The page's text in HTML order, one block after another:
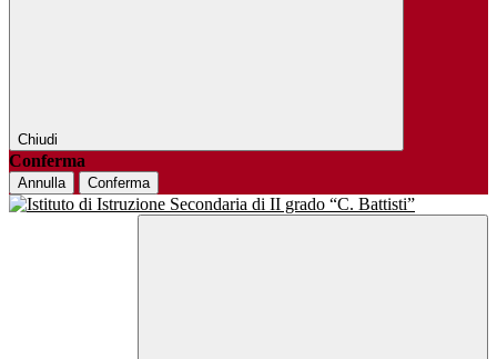
Chiudi
Conferma
Annulla Conferma